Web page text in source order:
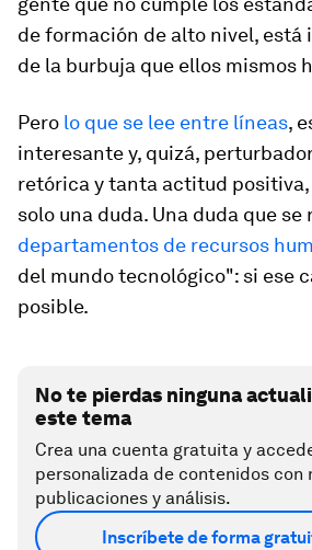
de formación de alto nivel,
de la burbuja que ellos mismos
Pero lo que se lee entre líneas,
interesante y, quizá,
retórica y tanta actitud positiva,
solo una duda. Una duda que se
departamentos de recursos
del mundo tecnológico": si ese
posible.
No te pierdas ninguna
este tema
Crea una cuenta gratuita y
personalizada de contenidos con
publicaciones y análisis.
Inscríbete de forma